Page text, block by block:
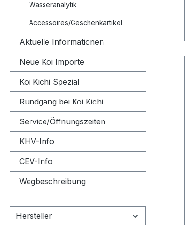
Wasseranalytik
Accessoires/Geschenkartikel
Aktuelle Informationen
Neue Koi Importe
Koi Kichi Spezial
Rundgang bei Koi Kichi
Service/Öffnungszeiten
KHV-Info
CEV-Info
Wegbeschreibung
Hersteller